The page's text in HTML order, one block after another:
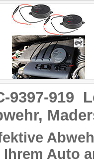
9397-919
Ihrem Auto